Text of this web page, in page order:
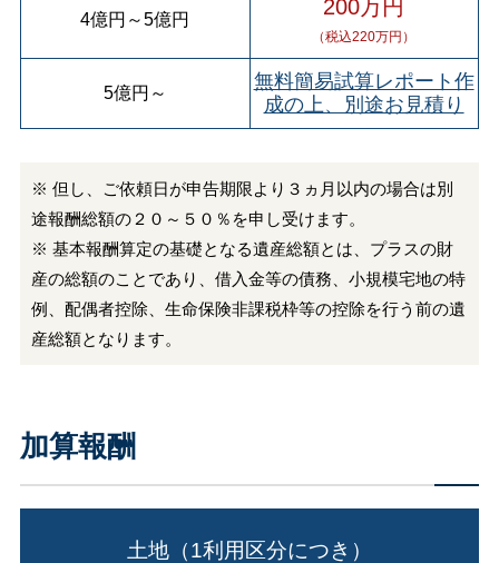
4億円 ～ 5億円 200万円
（税込220万円）
5億円 ～
無料簡易試算レポート作
成の上、別途お見積り
※ 但し、ご依頼日が申告期限より３ヵ月以内の場合は別
途報酬総額の２０～５０％を申し受けます。
※ 基本報酬算定の基礎となる遺産総額とは、プラスの財
産の総額のことであり、借入金等の債務、小規模宅地の特
例、配偶者控除、生命保険非課税枠等の控除を行う前の遺
産総額となります。
加算報酬
土地（1利用区分につき）